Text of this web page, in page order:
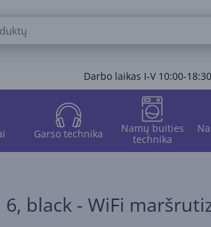
Darbo laikas I-V 10:00-18:30
Garso technika
Namų buities
technika
6, black - WiFi